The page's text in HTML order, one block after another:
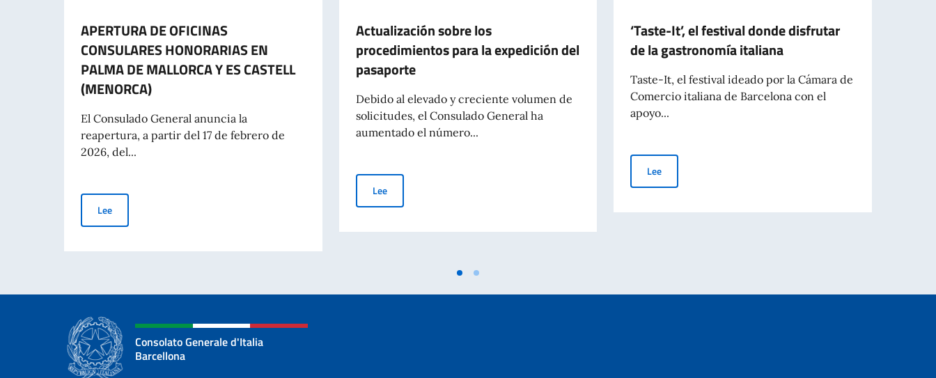
APERTURA DE OFICINAS
CONSULARES HONORARIAS EN
PALMA DE MALLORCA Y ES CASTELL
(MENORCA)
El Consulado General anuncia la
reapertura, a partir del 17 de febrero de
2026, del...
LeeAPERTURA DE OFICINAS CONSULARES HONORARIAS EN PALMA DE MALLORCA Y ES CASTELL (MENORCA)
Actualización sobre los
procedimientos para la expedición del
pasaporte
Debido al elevado y creciente volumen de
solicitudes, el Consulado General ha
aumentado el número...
LeeActualización sobre los procedimientos para la expedición del pasaporte
‘Taste-It’, el festival donde disfrutar
de la gastronomía italiana
Taste-It, el festival ideado por la Cámara de
Comercio italiana de Barcelona con el
apoyo...
Lee‘Taste-It’, el festival donde disfrutar de la gastronomía italiana
Consolato Generale d'Italia
Barcellona